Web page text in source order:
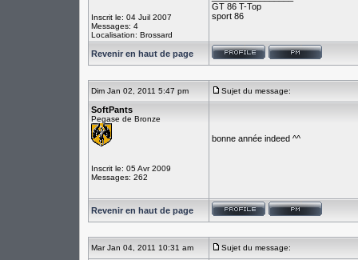
Inscrit le: 04 Juil 2007
Messages: 4
Localisation: Brossard
GT 86 T-Top
sport 86
Revenir en haut de page
Dim Jan 02, 2011 5:47 pm Sujet du message:
SoftPants
Pegase de Bronze
Inscrit le: 05 Avr 2009
Messages: 262
bonne année indeed ^^
Revenir en haut de page
Mar Jan 04, 2011 10:31 am Sujet du message: